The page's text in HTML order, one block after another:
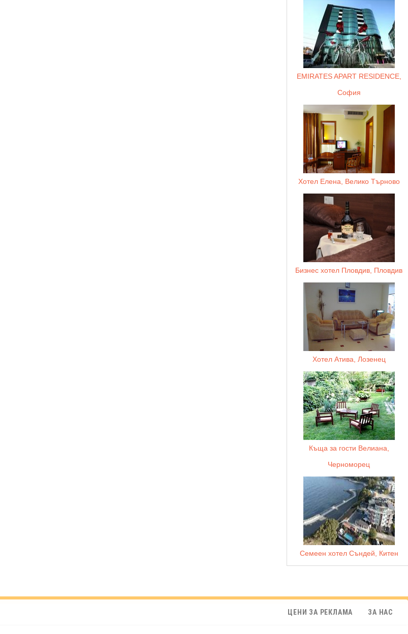
EMIRATES APART RESIDENCE,
София
Хотел Елена, Велико Търново
Бизнес хотел Пловдив, Пловдив
Хотел Атива, Лозенец
Къща за гости Велиана,
Черноморец
Семеен хотел Съндей, Китен
ЦЕНИ ЗА РЕКЛАМА ЗА НАС